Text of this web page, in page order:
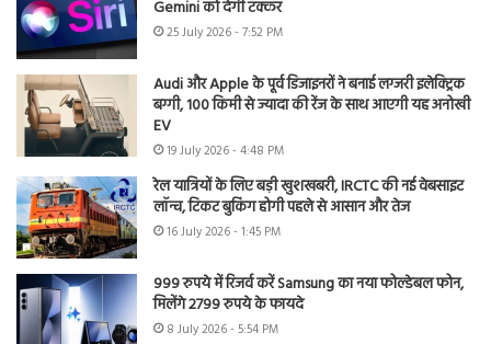
Gemini को देगी टक्कर
25 July 2026 - 7:52 PM
Audi और Apple के पूर्व डिजाइनरों ने बनाई लग्जरी इलेक्ट्रिक
बग्गी, 100 किमी से ज्यादा की रेंज के साथ आएगी यह अनोखी
EV
19 July 2026 - 4:48 PM
रेल यात्रियों के लिए बड़ी खुशखबरी, IRCTC की नई वेबसाइट
लॉन्च, टिकट बुकिंग होगी पहले से आसान और तेज
16 July 2026 - 1:45 PM
999 रुपये में रिजर्व करें Samsung का नया फोल्डेबल फोन,
मिलेंगे 2799 रुपये के फायदे
8 July 2026 - 5:54 PM